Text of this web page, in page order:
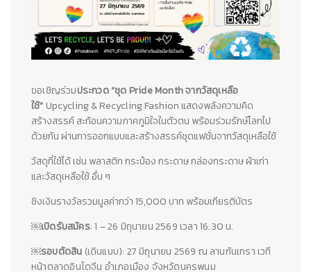
ขอเชิญร่วมประกวด “ชุด Pride Month จากวัสดุเหลือ
ใช้” Upcycling & Recycling Fashion แสดงพลังความคิด
สร้างสรรค์ สะท้อนความภาคภูมิใจในตัวตน พร้อมร่วมรักษ์โลกไป
ด้วยกัน ผ่านการออกแบบและสร้างสรรค์ชุดแฟชั่นจากวัสดุเหลือใช้
วัสดุที่ใช้ได้ เช่น พลาสติก กระป๋อง กระดาษ กล่องกระดาษ ผ้าเก่า
และวัสดุเหลือใช้ อื่น ๆ
ชิงเงินรางวัลรวมมูลค่ากว่า 15,000 บาท พร้อมเกียรติบัตร
￼เปิดรับสมัคร: 1 – 26 มิถุนายน 2569 เวลา 16.30 น.
￼รอบตัดสิน (เดินแบบ): 27 มิถุนายน 2569 ณ ลานกันเกรา เวที
หน้าตลาดอินโดจีน อำเภอเมือง จังหวัดนครพนม